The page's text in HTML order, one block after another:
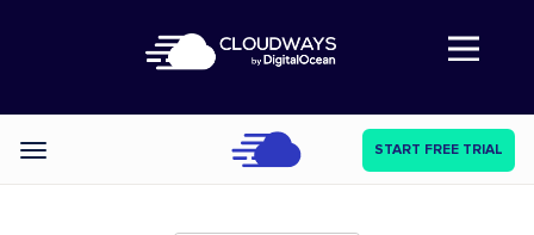
Abre a navegação
Categories START FREE TRIAL